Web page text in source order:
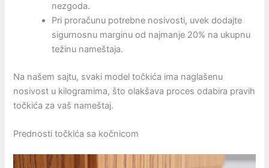
nezgoda.
Pri proračunu potrebne nosivosti, uvek dodajte
sigurnosnu marginu od najmanje 20% na ukupnu
težinu nameštaja.
Na našem sajtu, svaki model točkića ima naglašenu
nosivost u kilogramima, što olakšava proces odabira pravih
točkića za vaš nameštaj.
Prednosti točkića sa kočnicom